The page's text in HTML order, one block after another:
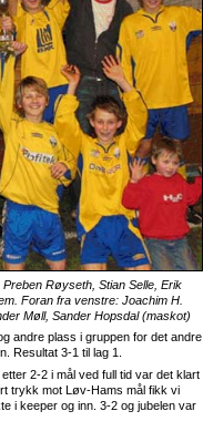
Røyseth, Stian Selle, Erik
Foran fra venstre: Joachim H.
Møll, Sander Hopsdal (maskot)
andre plass i gruppen for det andre
Resultat 3-1 til lag 1.
2-2 i mål ved full tid var det klart
trykk mot Løv-Hams mål fikk vi
i keeper og inn. 3-2 og jubelen var